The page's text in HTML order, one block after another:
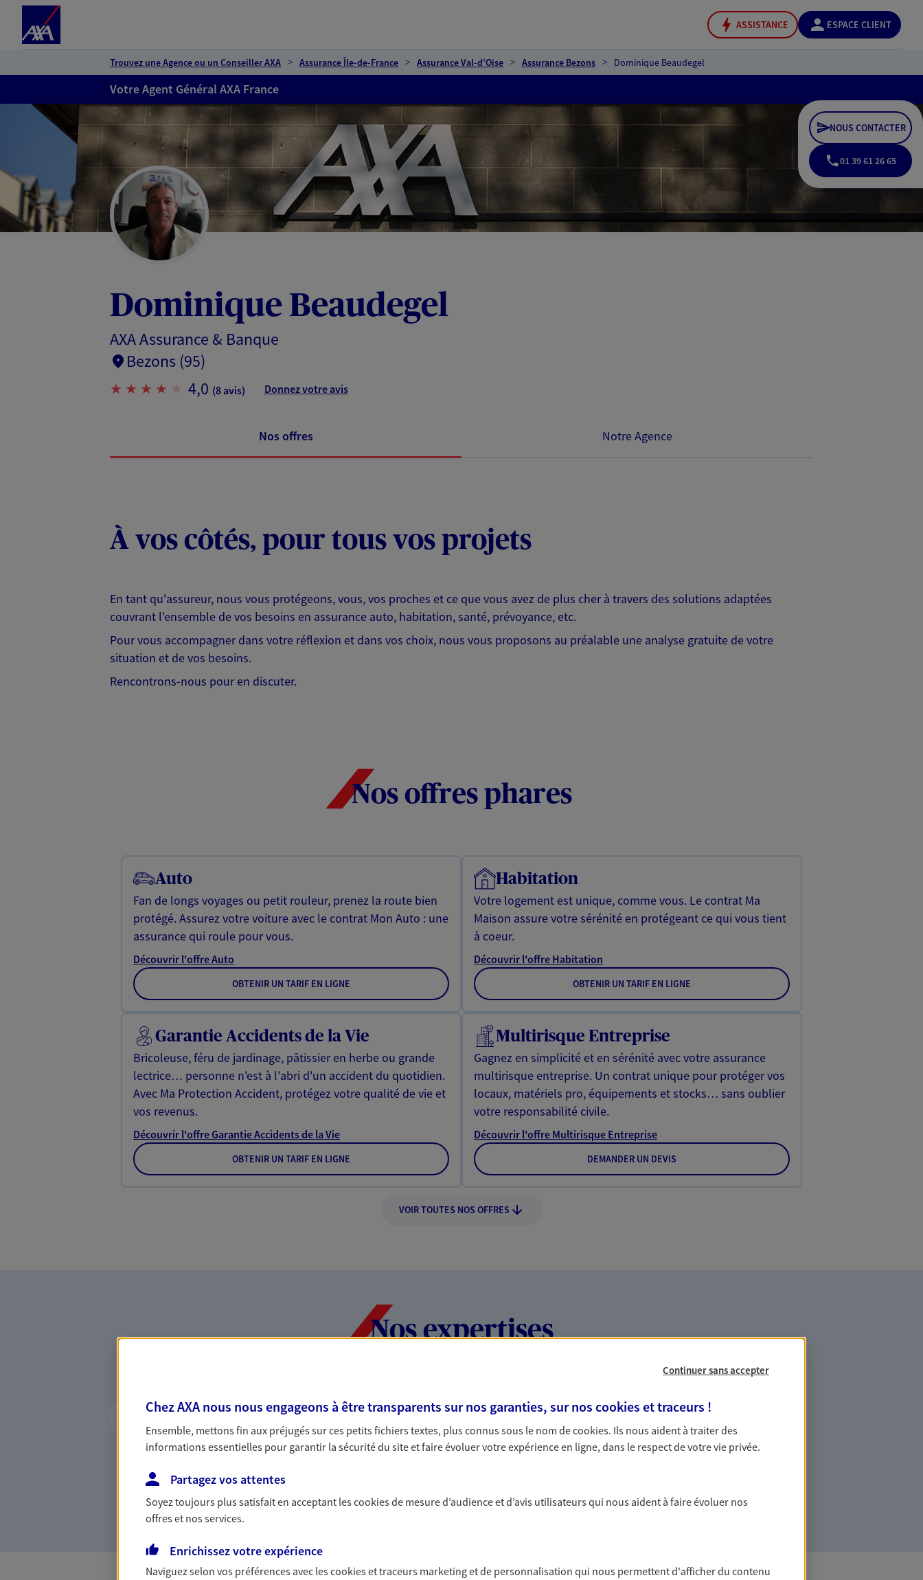
ASSISTANCE ESPACE CLIENT
Trouvez une Agence ou un Conseiller AXA Assurance Île-de-France Assurance Val-d'Oise Assurance Bezons Dominique Beaudegel
Votre Agent Général AXA France
Dominique Beaudegel
AXA Assurance & Banque
Bezons (95)
4,0 (8 avis) Donnez votre avis
NOUS CONTACTER
01 39 61 26 65
Nos offres Notre Agence
À vos côtés, pour tous vos projets
En tant qu'assureur, nous vous protégeons, vous, vos proches et ce que vous avez de plus cher à travers des solutions adaptées
couvrant l'ensemble de vos besoins en assurance auto, habitation, santé, prévoyance, etc.
Pour vous accompagner dans votre réflexion et dans vos choix, nous vous proposons au préalable une analyse gratuite de votre
situation et de vos besoins.
Rencontrons-nous pour en discuter.
Nos offres phares
Auto
Fan de longs voyages ou petit rouleur, prenez la route bien
protégé. Assurez votre voiture avec le contrat Mon Auto : une
assurance qui roule pour vous.
Découvrir l'offre Auto
OBTENIR UN TARIF EN LIGNE
Habitation
Votre logement est unique, comme vous. Le contrat Ma
Maison assure votre sérénité en protégeant ce qui vous tient
à coeur.
Découvrir l'offre Habitation
OBTENIR UN TARIF EN LIGNE
Garantie Accidents de la Vie
Bricoleuse, féru de jardinage, pâtissier en herbe ou grande
lectrice… personne n'est à l'abri d'un accident du quotidien.
Avec Ma Protection Accident, protégez votre qualité de vie et
vos revenus.
Découvrir l'offre Garantie Accidents de la Vie
OBTENIR UN TARIF EN LIGNE
Multirisque Entreprise
Gagnez en simplicité et en sérénité avec votre assurance
multirisque entreprise. Un contrat unique pour protéger vos
locaux, matériels pro, équipements et stocks… sans oublier
votre responsabilité civile.
Découvrir l'offre Multirisque Entreprise
DEMANDER UN DEVIS
VOIR TOUTES NOS OFFRES
Nos expertises
Vous accompagner dans la durée et la
confiance
Vous accompagner dans vos projets de vie tout au long de
la confiance et la proximité. C'est en apprenant à vous
connaître que nous proposons de meilleures solutions.
Accompagner les professionnels et les
entreprises
Comme vous, nous sommes des indépendants. Nous
votre famille.
Continuer sans accepter
Chez AXA nous nous engageons à être transparents sur nos garanties, sur nos cookies et traceurs !
Ensemble, mettons fin aux préjugés sur ces petits fichiers textes, plus connus sous le nom decookies. Ils nous aident à traiter des
informations essentielles pour garantir la sécurité du site et faire évoluer votre expérience en ligne, dans le respect de votre vie privée.
Partagez vos attentes
Soyez toujours plus satisfait en acceptant lescookiesde mesure d’audience et d’avis utilisateurs qui nous aident à faire évoluer nos
offres et nos services.
Enrichissez votre expérience
Naviguez selon vos préférences avec lescookies et traceurs marketing et de personnalisation qui nous permettent d'afficher du contenu